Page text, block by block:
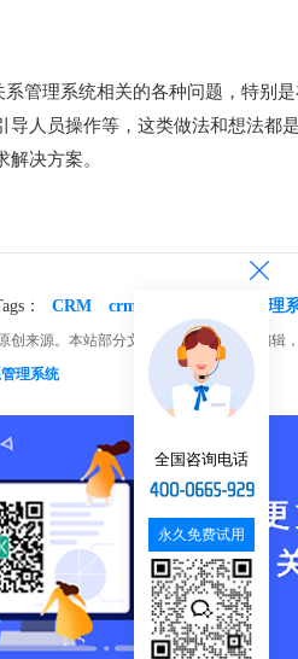
管理系统相关的各种问题，特别
导人员操作等，这类做法和想法
决方案。
： CRM crm系统 crm客户管理
创来源。本站部分文章和图片来源网络编
理系统
全国咨询电话
永久免费试用